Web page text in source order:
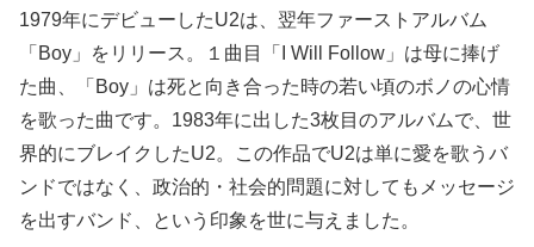
1979年にデビューしたU2は、翌年ファーストアルバム
「Boy」をリリース。１曲目「I Will Follow」は母に捧げ
た曲、「Boy」は死と向き合った時の若い頃のボノの心情
を歌った曲です。1983年に出した3枚目のアルバムで、世
界的にブレイクしたU2。この作品でU2は単に愛を歌うバ
ンドではなく、政治的・社会的問題に対してもメッセージ
を出すバンド、という印象を世に与えました。